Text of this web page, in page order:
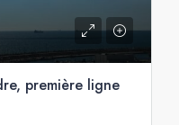
première ligne